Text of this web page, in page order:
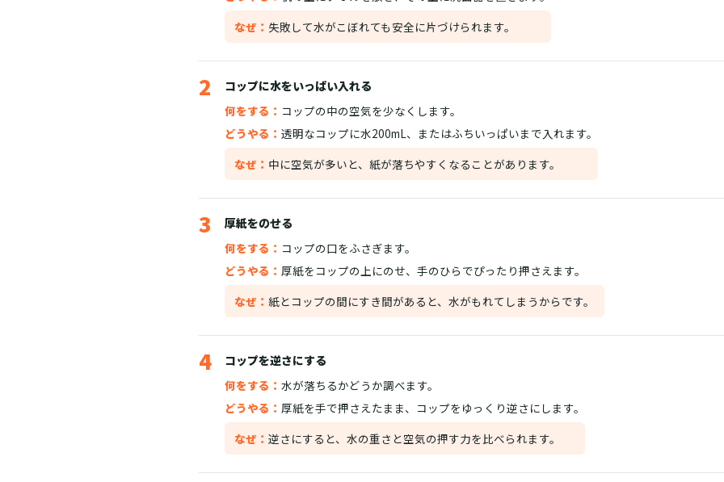
なぜ： 失敗して水がこぼれても安全に片づけられます。
2
コップに水をいっぱい入れる
何をする： コップの中の空気を少なくします。
どうやる： 透明なコップに水200mL、またはふちいっぱいまで入れます。
なぜ： 中に空気が多いと、紙が落ちやすくなることがあります。
3
厚紙をのせる
何をする： コップの口をふさぎます。
どうやる： 厚紙をコップの上にのせ、手のひらでぴったり押さえます。
なぜ： 紙とコップの間にすき間があると、水がもれてしまうからです。
4
コップを逆さにする
何をする： 水が落ちるかどうか調べます。
どうやる： 厚紙を手で押さえたまま、コップをゆっくり逆さにします。
なぜ： 逆さにすると、水の重さと空気の押す力を比べられます。